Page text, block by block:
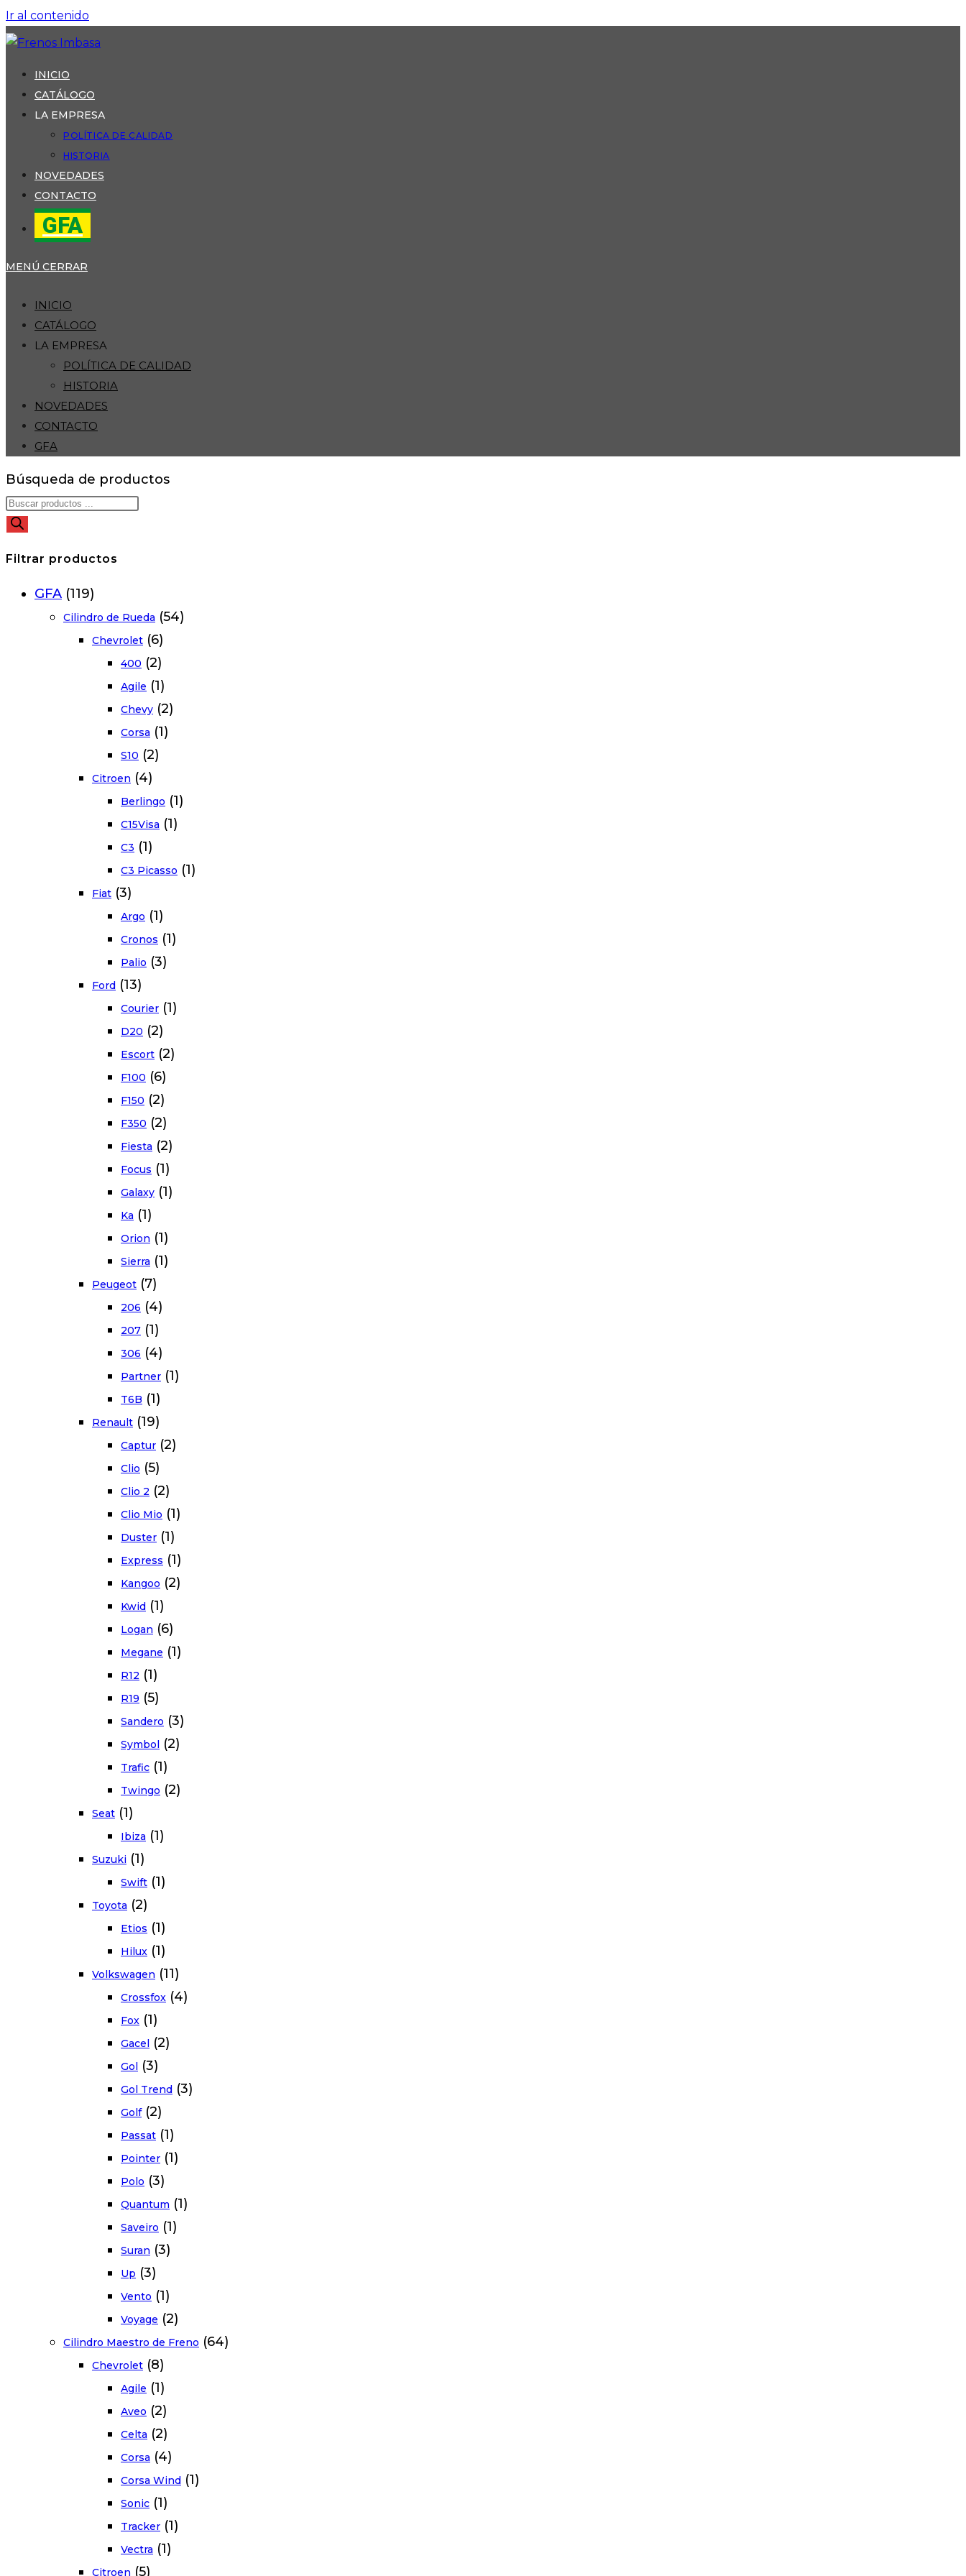
Ir al contenido
INICIO
CATÁLOGO
LA EMPRESA
POLÍTICA DE CALIDAD
HISTORIA
NOVEDADES
CONTACTO
GFA
MENÚ CERRAR
INICIO
CATÁLOGO
LA EMPRESA
POLÍTICA DE CALIDAD
HISTORIA
NOVEDADES
CONTACTO
GFA
Búsqueda de productos
Filtrar productos
GFA (119)
Cilindro de Rueda (54)
Chevrolet (6)
400 (2)
Agile (1)
Chevy (2)
Corsa (1)
S10 (2)
Citroen (4)
Berlingo (1)
C15Visa (1)
C3 (1)
C3 Picasso (1)
Fiat (3)
Argo (1)
Cronos (1)
Palio (3)
Ford (13)
Courier (1)
D20 (2)
Escort (2)
F100 (6)
F150 (2)
F350 (2)
Fiesta (2)
Focus (1)
Galaxy (1)
Ka (1)
Orion (1)
Sierra (1)
Peugeot (7)
206 (4)
207 (1)
306 (4)
Partner (1)
T6B (1)
Renault (19)
Captur (2)
Clio (5)
Clio 2 (2)
Clio Mio (1)
Duster (1)
Express (1)
Kangoo (2)
Kwid (1)
Logan (6)
Megane (1)
R12 (1)
R19 (5)
Sandero (3)
Symbol (2)
Trafic (1)
Twingo (2)
Seat (1)
Ibiza (1)
Suzuki (1)
Swift (1)
Toyota (2)
Etios (1)
Hilux (1)
Volkswagen (11)
Crossfox (4)
Fox (1)
Gacel (2)
Gol (3)
Gol Trend (3)
Golf (2)
Passat (1)
Pointer (1)
Polo (3)
Quantum (1)
Saveiro (1)
Suran (3)
Up (3)
Vento (1)
Voyage (2)
Cilindro Maestro de Freno (64)
Chevrolet (8)
Agile (1)
Aveo (2)
Celta (2)
Corsa (4)
Corsa Wind (1)
Sonic (1)
Tracker (1)
Vectra (1)
Citroen (5)